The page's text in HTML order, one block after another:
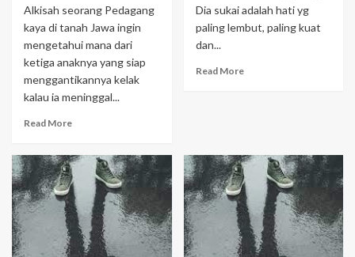
Alkisah seorang Pedagang
kaya di tanah Jawa ingin
mengetahui mana dari
ketiga anaknya yang siap
menggantikannya kelak
kalau ia meninggal...
Read More
Dia sukai adalah hati yg
paling lembut, paling kuat
dan...
Read More